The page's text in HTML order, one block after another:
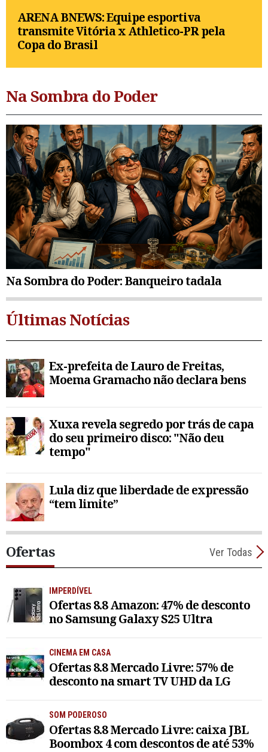
ARENA BNEWS: Equipe esportiva
transmite Vitória x Athletico-PR pela
Copa do Brasil
Na Sombra do Poder
Na Sombra do Poder: Banqueiro tadala
Últimas Notícias
Ex-prefeita de Lauro de Freitas,
Moema Gramacho não declara bens
Xuxa revela segredo por trás de capa
do seu primeiro disco: "Não deu
tempo"
Lula diz que liberdade de expressão
“tem limite”
Ofertas Ver Todas
IMPERDÍVEL
Ofertas 8.8 Amazon: 47% de desconto
no Samsung Galaxy S25 Ultra
CINEMA EM CASA
Ofertas 8.8 Mercado Livre: 57% de
desconto na smart TV UHD da LG
SOM PODEROSO
Ofertas 8.8 Mercado Livre: caixa JBL
Boombox 4 com descontos de até 53%